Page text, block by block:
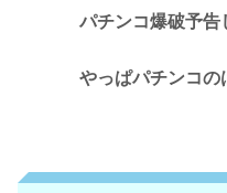
パチンコ爆破予告
やっぱパチンコの